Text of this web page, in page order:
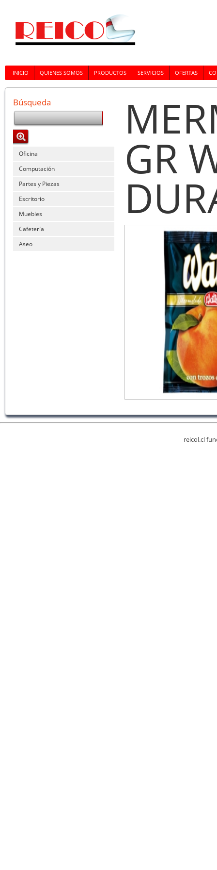
INICIO QUIENES SOMOS PRODUCTOS SERVICIOS OFERTAS
Búsqueda
Oficina
Computación
Partes y Piezas
Escritorio
Muebles
Cafetería
Aseo
GR
reicol.cl